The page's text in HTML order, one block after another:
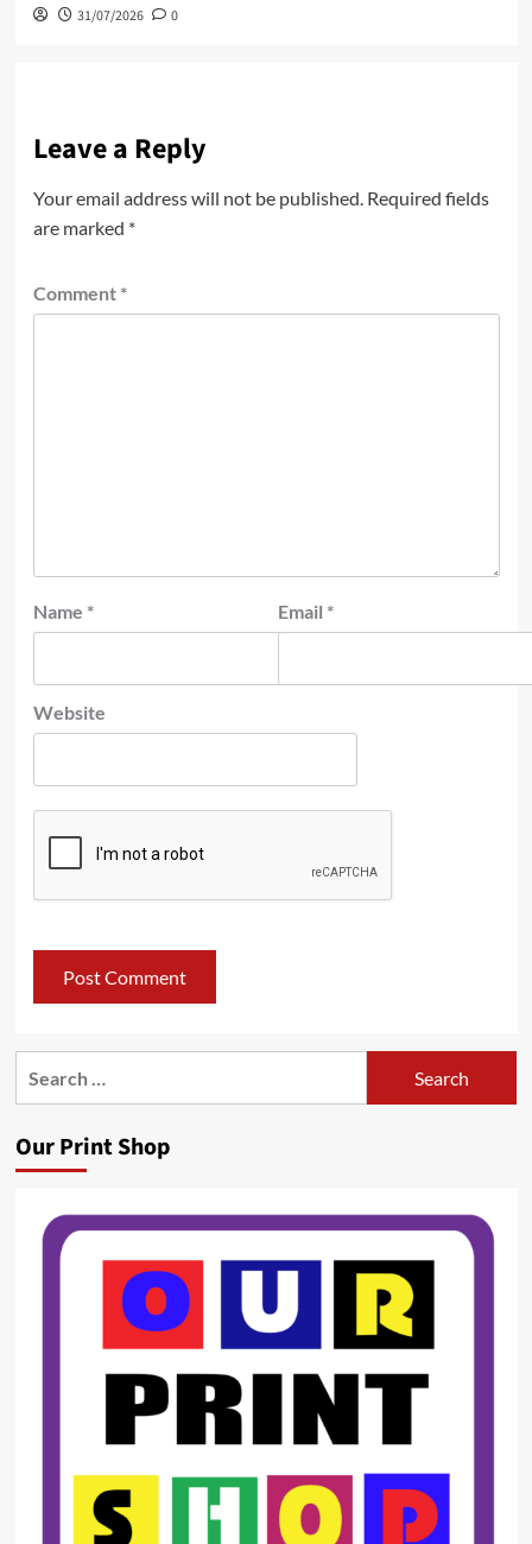
31/07/2026 0
Leave a Reply
Your email address will not be published. Required fields
are marked *
Comment *
Name * Email *
Website
Our Print Shop